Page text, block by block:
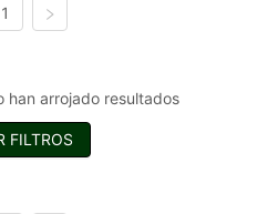
1
han arrojado resultados
FILTROS